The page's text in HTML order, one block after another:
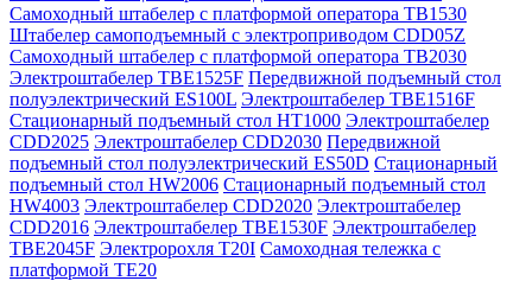
Самоходный штабелер с платформой оператора TB1530
Штабелер самоподъемный с электроприводом CDD05Z
Самоходный штабелер с платформой оператора TB2030
Электроштабелер TBE1525F Передвижной подъемный стол
полуэлектрический ES100L Электроштабелер TBE1516F
Стационарный подъемный стол HT1000 Электроштабелер
CDD2025 Электроштабелер CDD2030 Передвижной
подъемный стол полуэлектрический ES50D Стационарный
подъемный стол HW2006 Стационарный подъемный стол
HW4003 Электроштабелер CDD2020 Электроштабелер
CDD2016 Электроштабелер TBE1530F Электроштабелер
TBE2045F Электророхля T20I Самоходная тележка с
платформой TE20